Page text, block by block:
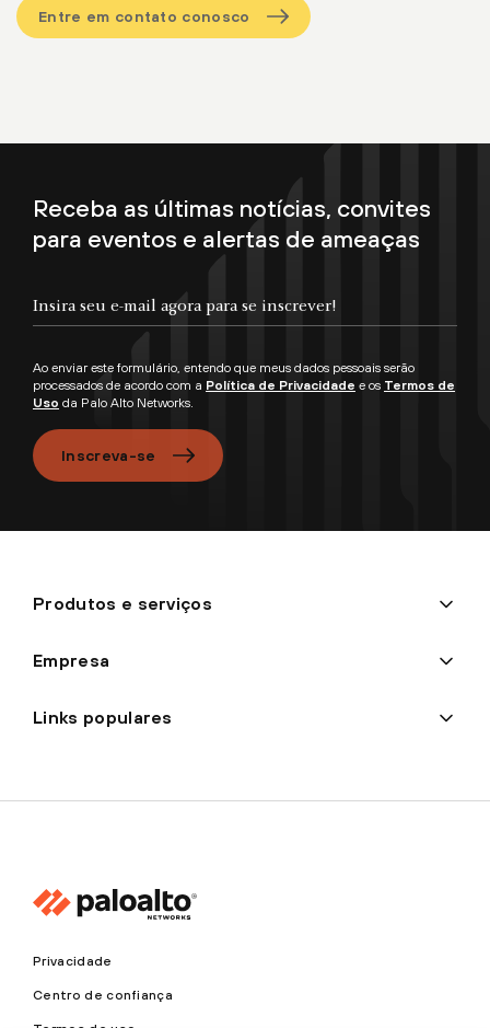
Entre em contato conosco
Receba as últimas notícias, convites
para eventos e alertas de ameaças
Ao enviar este formulário, entendo que meus dados pessoais serão
processados de acordo com a Política de Privacidade e os Termos de
Uso da Palo Alto Networks.
Inscreva-se
Produtos e serviços
Empresa
Links populares
Privacidade
Centro de confiança